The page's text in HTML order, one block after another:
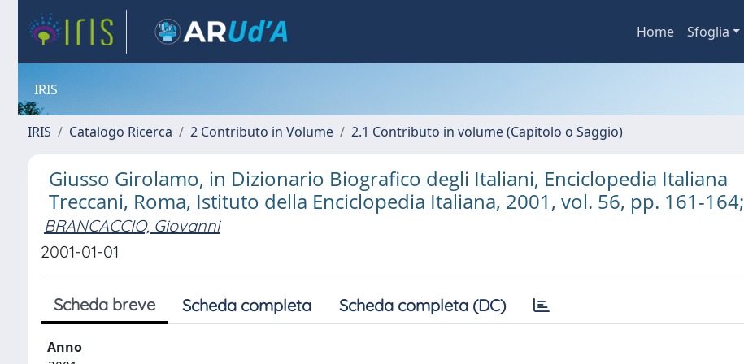
Home Sfoglia
IRIS
IRIS Catalogo Ricerca 2 Contributo in Volume 2.1 Contributo in volume (Capitolo o Saggio)
Giusso Girolamo, in Dizionario Biografico degli Italiani, Enciclopedia Italiana
Treccani, Roma, Istituto della Enciclopedia Italiana, 2001, vol. 56, pp. 161-164;
BRANCACCIO, Giovanni
2001-01-01
Scheda breve Scheda completa Scheda completa (DC)
Anno